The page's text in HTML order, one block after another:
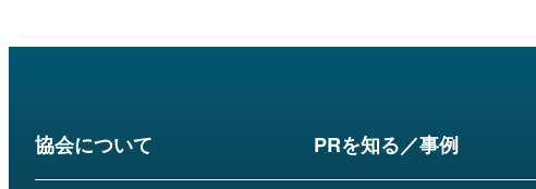
協会について PRを知る／事例